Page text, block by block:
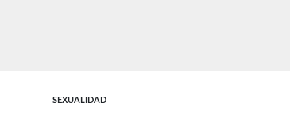
SEXUALIDAD